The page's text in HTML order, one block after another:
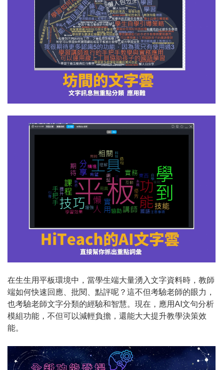
在生生用平板環境中，當學生端大量湧入文字資料時，教師
端如何快速回應、批閱、點評呢？這不但考驗老師的眼力，
也考驗老師文字分類的經驗和智慧。現在，應用AI文句分析
模組功能，不但可以減輕負擔，還能大大提升教學決策效
能。